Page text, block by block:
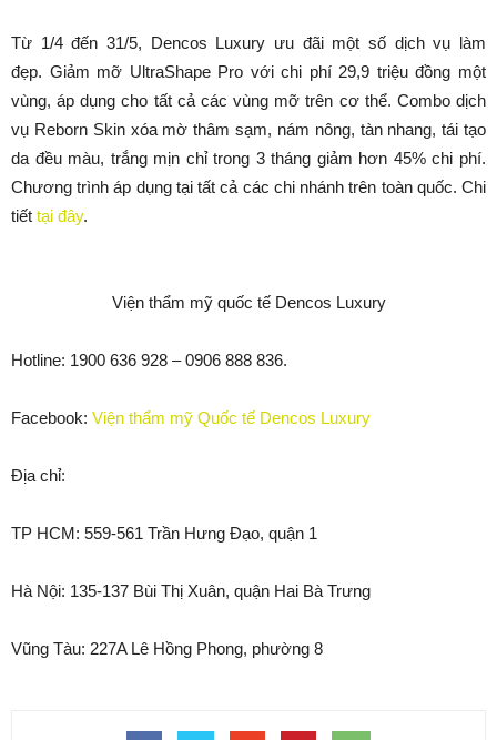
Từ 1/4 đến 31/5, Dencos Luxury ưu đãi một số dịch vụ làm
đẹp. Giảm mỡ UltraShape Pro với chi phí 29,9 triệu đồng một
vùng, áp dụng cho tất cả các vùng mỡ trên cơ thể. Combo dịch
vụ Reborn Skin xóa mờ thâm sạm, nám nông, tàn nhang, tái tạo
da đều màu, trắng mịn chỉ trong 3 tháng giảm hơn 45% chi phí.
Chương trình áp dụng tại tất cả các chi nhánh trên toàn quốc. Chi
tiết tại đây.
Viện thẩm mỹ quốc tế Dencos Luxury
Hotline: 1900 636 928 – 0906 888 836.
Facebook: Viện thẩm mỹ Quốc tế Dencos Luxury
Địa chỉ:
TP HCM: 559-561 Trần Hưng Đạo, quận 1
Hà Nội: 135-137 Bùi Thị Xuân, quận Hai Bà Trưng
Vũng Tàu: 227A Lê Hồng Phong, phường 8